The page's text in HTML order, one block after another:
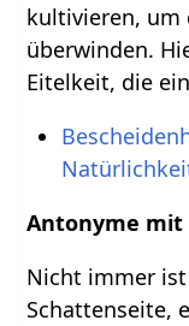
kultivieren, um
überwinden.
Eitelkeit, die
Antonyme
Nicht immer
Schattenseite,